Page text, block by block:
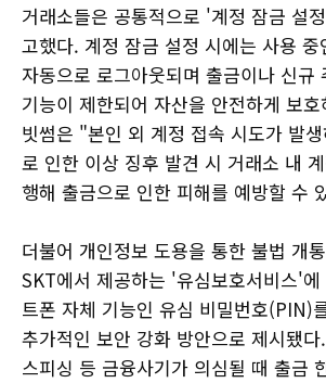
거래소들은 공통적으로 '계정 잠금 설
고했다. 계정 잠금 설정 시에는 사용 중
자동으로 로그아웃되며 출금이나 신규
기능이 제한되어 자산을 안전하게 보
빗썸은 "본인 외 계정 접속 시도가 발
로 인한 이상 징후 발견 시 거래소 내
행해 출금으로 인한 피해를 예방할 수
더불어 개인정보 도용을 통한 불법 개
SKT에서 제공하는 '유심보호서비스'
트폰 자체 기능인 유심 비밀번호(PIN)
추가적인 보안 강화 방안으로 제시됐
스피싱 등 금융사기가 의심될 때 출금